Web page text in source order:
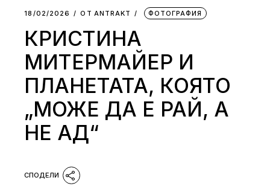
18/02/2026 ОТ АNTRAKT ФОТОГРАФИЯ
КРИСТИНА
МИТЕРМАЙЕР И
ПЛАНЕТАТА, КОЯТО
„МОЖЕ ДА Е РАЙ, А
НЕ АД“